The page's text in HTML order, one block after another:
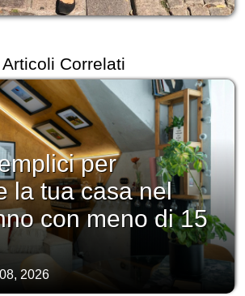
Articoli Correlati
per
la tua casa nel
con meno di 15
2026